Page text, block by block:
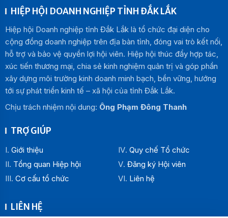
HIỆP HỘI DOANH NGHIỆP TỈNH ĐẮK LẮK
Hiệp hội Doanh nghiệp tỉnh Đắk Lắk là tổ chức đại diện cho
cộng đồng doanh nghiệp trên địa bàn tỉnh, đóng vai trò kết nối,
hỗ trợ và bảo vệ quyền lợi hội viên. Hiệp hội thúc đẩy hợp tác,
xúc tiến thương mại, chia sẻ kinh nghiệm quản trị và góp phần
xây dựng môi trường kinh doanh minh bạch, bền vững, hướng
tới sự phát triển kinh tế – xã hội của tỉnh Đắk Lắk.
Chịu trách nhiệm nội dung: Ông Phạm Đông Thanh
TRỢ GIÚP
Giới thiệu
Tổng quan Hiệp hội
Cơ cấu tổ chức
Quy chế Tổ chức
Đăng ký Hội viên
Liên hệ
LIÊN HỆ